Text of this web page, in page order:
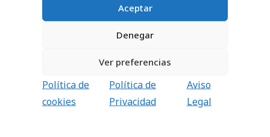
Aceptar
Denegar
Ver preferencias
Política de
cookies
Política de
Privacidad
Aviso
Legal